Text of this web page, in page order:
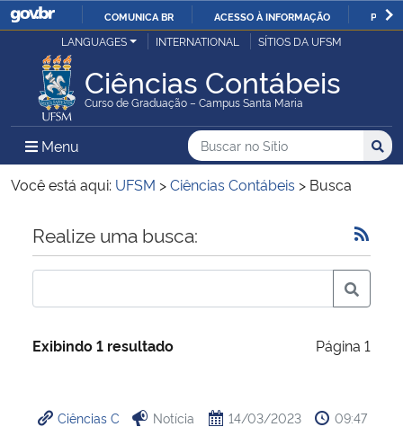
IR
O
COMUNICA BR ACESSO À INFORMAÇÃO
Ministério da Justiça e Segurança Pública
Ministério da Defesa
Ministério das Relações Exteriores
Ministério da Economia
Ministério da Infraestrutura
Ministério da Cidadania
LANGUAGES INTERNATIONAL SÍTIOS DA UFSM
Ciências Contábeis
Curso de Graduação – Campus Santa Maria
Menu Menu Principal do Sítio
Busca
Buscar no no Sítio
Busca:
Você está aqui: UFSM >Ciências Contábeis > Busca
Início do conteúdo
Realize uma busca:
Exibindo 1 resultado Página 1
Ciências C Notícia 14/03/2023 09:47